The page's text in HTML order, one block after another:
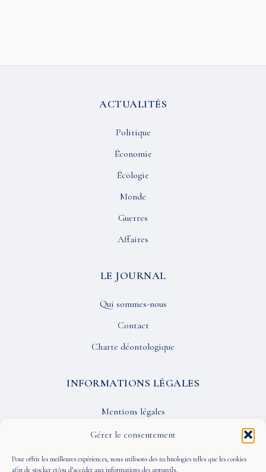
Gérer le consentement
Pour offrir les meilleures expériences, nous utilisons des technologies telles que les cookies
afin de stocker et/ou d’accéder aux informations des appareils.
ACTUALITÉS
Politique
Économie
Écologie
Monde
Guerres
Affaires
LE JOURNAL
Qui sommes-nous
Contact
Charte déontologique
INFORMATIONS LÉGALES
Mentions légales
Confidentialité
CGU